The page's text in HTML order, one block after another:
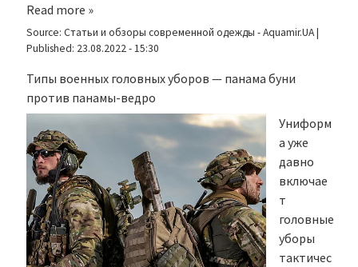
Read more »
Source: Статьи и обзоры современной одежды - Aquamir.UA|
Published: 23.08.2022 - 15:30
Типы военных головных уборов — панама буни
против панамы-ведро
Униформ
а уже
давно
включае
т
головные
уборы
тактичес